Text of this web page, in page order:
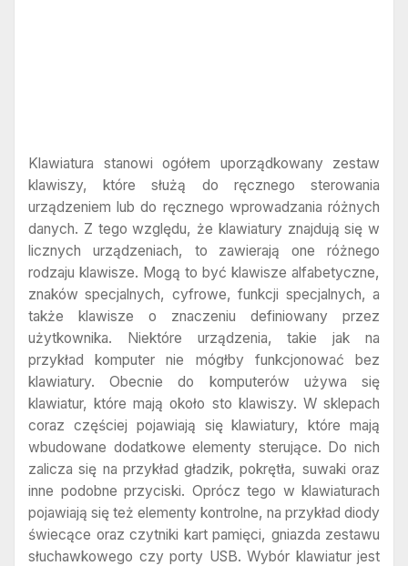
Klawiatura stanowi ogółem uporządkowany zestaw
klawiszy, które służą do ręcznego sterowania
urządzeniem lub do ręcznego wprowadzania różnych
danych. Z tego względu, że klawiatury znajdują się w
licznych urządzeniach, to zawierają one różnego
rodzaju klawisze. Mogą to być klawisze alfabetyczne,
znaków specjalnych, cyfrowe, funkcji specjalnych, a
także klawisze o znaczeniu definiowany przez
użytkownika. Niektóre urządzenia, takie jak na
przykład komputer nie mógłby funkcjonować bez
klawiatury. Obecnie do komputerów używa się
klawiatur, które mają około sto klawiszy. W sklepach
coraz częściej pojawiają się klawiatury, które mają
wbudowane dodatkowe elementy sterujące. Do nich
zalicza się na przykład gładzik, pokrętła, suwaki oraz
inne podobne przyciski. Oprócz tego w klawiaturach
pojawiają się też elementy kontrolne, na przykład diody
świecące oraz czytniki kart pamięci, gniazda zestawu
słuchawkowego czy porty USB. Wybór klawiatur jest